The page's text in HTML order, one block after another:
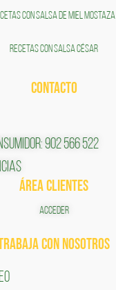
CON SALSA DE MIEL MOSTAZA
RECETAS CON SALSA CÉSAR
CONTACTO
902 566 522
ÁREA CLIENTES
ACCEDER
CON NOSOTROS